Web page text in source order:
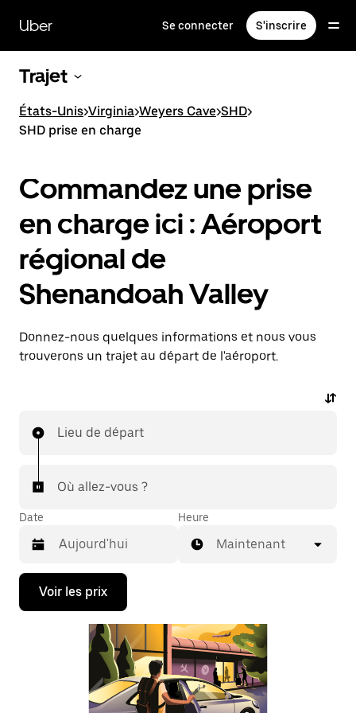
contenu
principal
Uber Se connecter S'inscrire
Trajet
États-Unis>Virginia>Weyers Cave>SHD>
SHD prise en charge
Commandez une prise
en charge ici : Aéroport
régional de
Shenandoah Valley
Donnez-nous quelques informations et nous vous
trouverons un trajet au départ de l'aéroport.
Lieu de départ
Où allez-vous ?
Date
Appuyez
la
Heure
Maintenant
Voir les prix